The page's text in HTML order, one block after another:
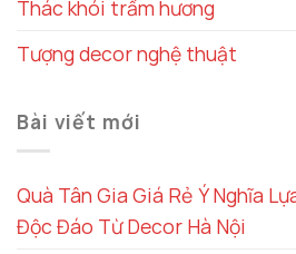
Thác khói trầm hương
Tượng decor nghệ thuật
Bài viết mới
Quà Tân Gia Giá Rẻ Ý Nghĩa
Độc Đáo Từ Decor Hà Nội